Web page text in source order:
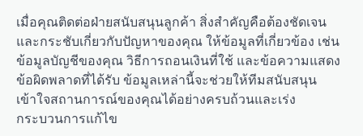
เมื่อคุณติดต่อฝ่ายสนับสนุนลูกค้า สิ่งสำคัญคือต้องชัดเจน
และกระชับเกี่ยวกับปัญหาของคุณ ให้ข้อมูลที่เกี่ยวข้อง เช่น
ข้อมูลบัญชีของคุณ วิธีการถอนเงินที่ใช้ และข้อความแสดง
ข้อผิดพลาดที่ได้รับ ข้อมูลเหล่านี้จะช่วยให้ทีมสนับสนุน
เข้าใจสถานการณ์ของคุณได้อย่างครบถ้วนและเร่ง
กระบวนการแก้ไข